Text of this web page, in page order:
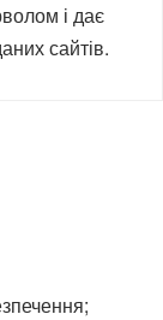
і дає
сайтів.